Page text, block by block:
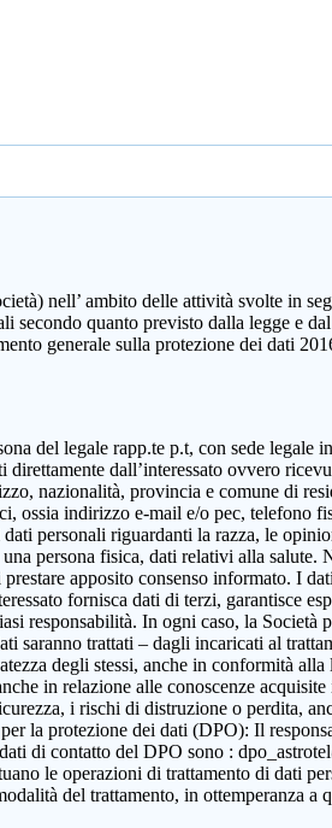
nell’ ambito delle attività svolte in
secondo quanto previsto dalla legge e
generale sulla protezione dei dati
del legale rapp.te p.t, con sede
dall’interessato ovvero
nazionalità, provincia e comune di
indirizzo e-mail e/o pec, telefono
personali riguardanti la razza, le
persona fisica, dati relativi alla salute.
apposito consenso informato. I
fornisca dati di terzi, garantisce
responsabilità. In ogni caso, la
saranno trattati – dagli incaricati al
degli stessi, anche in conformità
in relazione alle conoscenze
i rischi di distruzione o perdita,
la protezione dei dati (DPO): Il
di contatto del DPO sono :
le operazioni di trattamento di dati
del trattamento, in ottemperanza a